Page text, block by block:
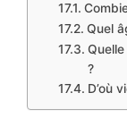
Quel
?
D’où